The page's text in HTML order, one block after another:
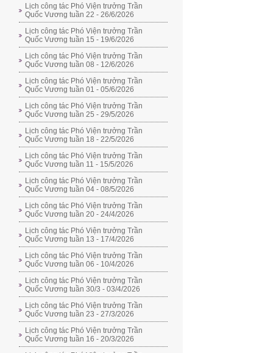
Lịch công tác Phó Viện trưởng Trần
Quốc Vương tuần 22 - 26/6/2026
Lịch công tác Phó Viện trưởng Trần
Quốc Vương tuần 15 - 19/6/2026
Lịch công tác Phó Viện trưởng Trần
Quốc Vương tuần 08 - 12/6/2026
Lịch công tác Phó Viện trưởng Trần
Quốc Vương tuần 01 - 05/6/2026
Lịch công tác Phó Viện trưởng Trần
Quốc Vương tuần 25 - 29/5/2026
Lịch công tác Phó Viện trưởng Trần
Quốc Vương tuần 18 - 22/5/2026
Lịch công tác Phó Viện trưởng Trần
Quốc Vương tuần 11 - 15/5/2026
Lịch công tác Phó Viện trưởng Trần
Quốc Vương tuần 04 - 08/5/2026
Lịch công tác Phó Viện trưởng Trần
Quốc Vương tuần 20 - 24/4/2026
Lịch công tác Phó Viện trưởng Trần
Quốc Vương tuần 13 - 17/4/2026
Lịch công tác Phó Viện trưởng Trần
Quốc Vương tuần 06 - 10/4/2026
Lịch công tác Phó Viện trưởng Trần
Quốc Vương tuần 30/3 - 03/4/2026
Lịch công tác Phó Viện trưởng Trần
Quốc Vương tuần 23 - 27/3/2026
Lịch công tác Phó Viện trưởng Trần
Quốc Vương tuần 16 - 20/3/2026